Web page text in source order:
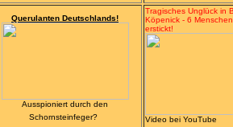
Querulanten Deutschlands!
Ausspioniert durch den
Schornsteinfeger?
Tragisches Unglück in
Köpenick - 6
erstickt!
Video bei YouTube